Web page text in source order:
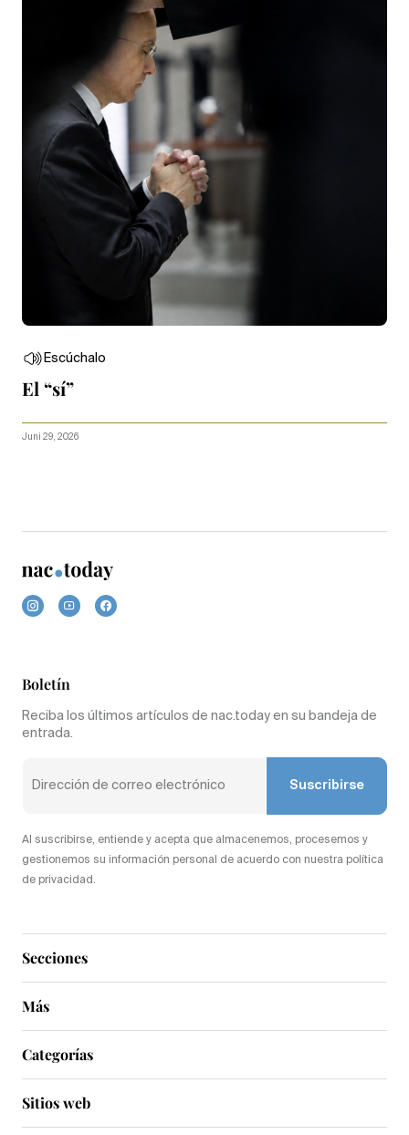
Escúchalo
El “sí”
Juni 29, 2026
Secciones
Más
Boletín
Reciba los últimos artículos de nac.today en su bandeja de
entrada.
Suscribirse
Al suscribirse, entiende y acepta que almacenemos, procesemos y
gestionemos su información personal de acuerdo con nuestra política
de privacidad.
Categorías
Sitios web